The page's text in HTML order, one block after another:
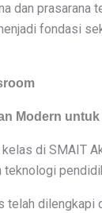
dan prasarana
fondasi
Modern untuk
di SMAIT
teknologi
telah dilengkapi